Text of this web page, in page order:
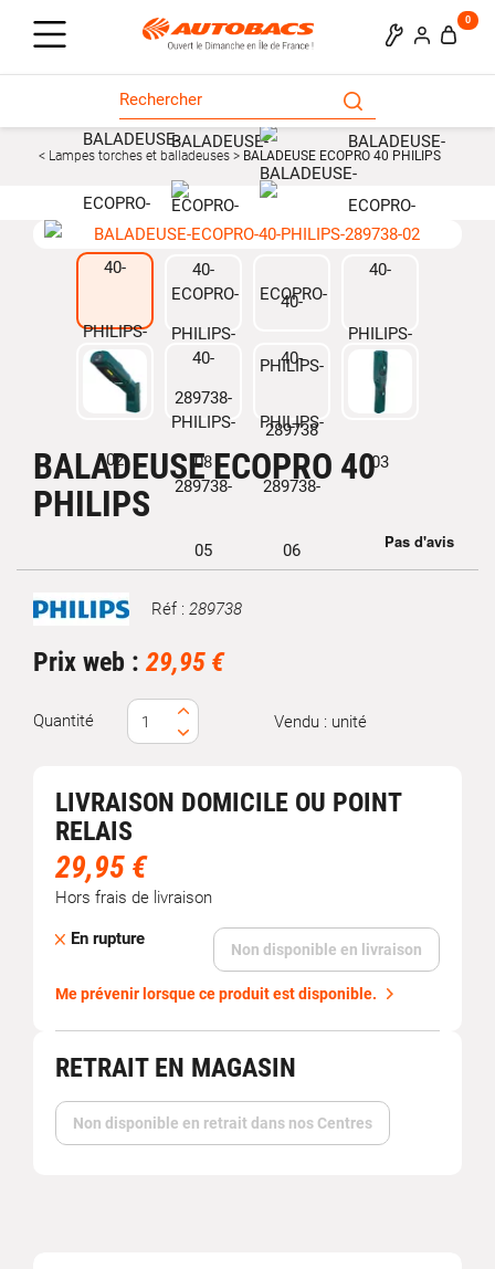
0
Lampes torches et balladeuses BALADEUSE ECOPRO 40 PHILIPS
BALADEUSE ECOPRO 40
PHILIPS
Marque Réf : 289738
Prix web : 29,95 €
Quantité Vendu : unité
LIVRAISON DOMICILE OU POINT
RELAIS
29,95 €
Hors frais de livraison
En rupture
Non disponible en livraison
Me prévenir lorsque ce produit est disponible.
RETRAIT EN MAGASIN
Non disponible en retrait dans nos Centres